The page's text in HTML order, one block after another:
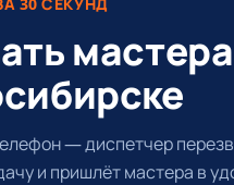
— диспетчер
и пришлёт мастера в